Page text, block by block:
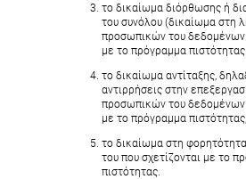
το δικαίωμα διόρθωσης ή
του συνόλου (δικαίωμα στη
προσωπικών του δεδομένων
με το πρόγραμμα πιστότητας
το δικαίωμα αντίταξης,
αντιρρήσεις στην
προσωπικών του δεδομένων
με το πρόγραμμα
το δικαίωμα στη
του που σχετίζονται με το
πιστότητας.